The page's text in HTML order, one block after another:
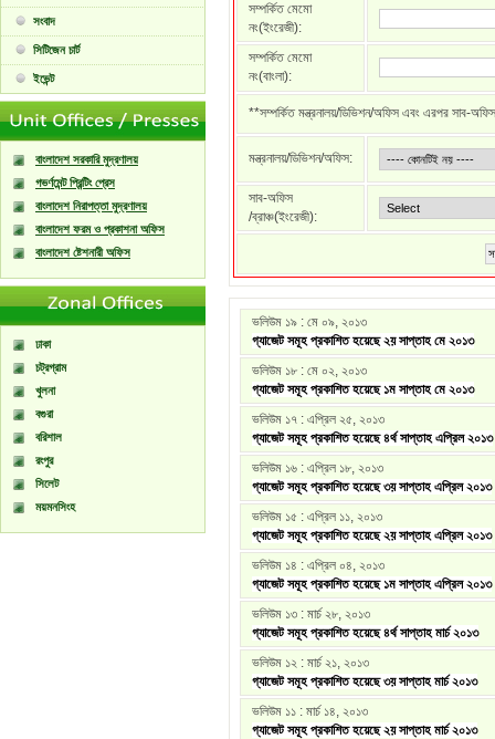
সংবাদ
সিটিজেন চার্ট
ইভেন্ট
বাংলাদেশ সরকারি মুদ্রণালয়
গভর্ণমেন্ট প্রিন্টিং প্রেস
বাংলাদেশ নিরাপত্তা মুদ্রণালয়
বাংলাদেশ ফরম ও প্রকাশনা অফিস
বাংলাদেশ ষ্টেশনারী অফিস
ঢাকা
চট্রগ্রাম
খুলনা
বগুরা
বরিশাল
রংপুর
সিলেট
ময়মনসিংহ
সম্পর্কিত মেমো
নং(ইংরেজী):
সম্পর্কিত মেমো
নং(বাংলা):
**সম্পর্কিত মন্ত্রনালয়/ডিভিশন/অফিস এবং এরপর সাব-অফিস
মন্ত্রনালয়/ডিভিশন/অফিস:
সাব-অফিস
/ব্রাঞ্চ(ইংরেজী):
ভলিউম ১৯ : মে ০৯, ২০১৩
গ্যাজেট সমূহ প্রকাশিত হয়েছে ২য় সাপ্তাহ মে ২০১৩
ভলিউম ১৮ : মে ০২, ২০১৩
গ্যাজেট সমূহ প্রকাশিত হয়েছে ১ম সাপ্তাহ মে ২০১৩
ভলিউম ১৭ : এপ্রিল ২৫, ২০১৩
গ্যাজেট সমূহ প্রকাশিত হয়েছে ৪র্থ সাপ্তাহ এপ্রিল ২০১৩
ভলিউম ১৬ : এপ্রিল ১৮, ২০১৩
গ্যাজেট সমূহ প্রকাশিত হয়েছে ৩য় সাপ্তাহ এপ্রিল ২০১৩
ভলিউম ১৫ : এপ্রিল ১১, ২০১৩
গ্যাজেট সমূহ প্রকাশিত হয়েছে ২য় সাপ্তাহ এপ্রিল ২০১৩
ভলিউম ১৪ : এপ্রিল ০৪, ২০১৩
গ্যাজেট সমূহ প্রকাশিত হয়েছে ১ম সাপ্তাহ এপ্রিল ২০১৩
ভলিউম ১৩ : মার্চ ২৮, ২০১৩
গ্যাজেট সমূহ প্রকাশিত হয়েছে ৪র্থ সাপ্তাহ মার্চ ২০১৩
ভলিউম ১২ : মার্চ ২১, ২০১৩
গ্যাজেট সমূহ প্রকাশিত হয়েছে ৩য় সাপ্তাহ মার্চ ২০১৩
ভলিউম ১১ : মার্চ ১৪, ২০১৩
গ্যাজেট সমূহ প্রকাশিত হয়েছে ২য় সাপ্তাহ মার্চ ২০১৩